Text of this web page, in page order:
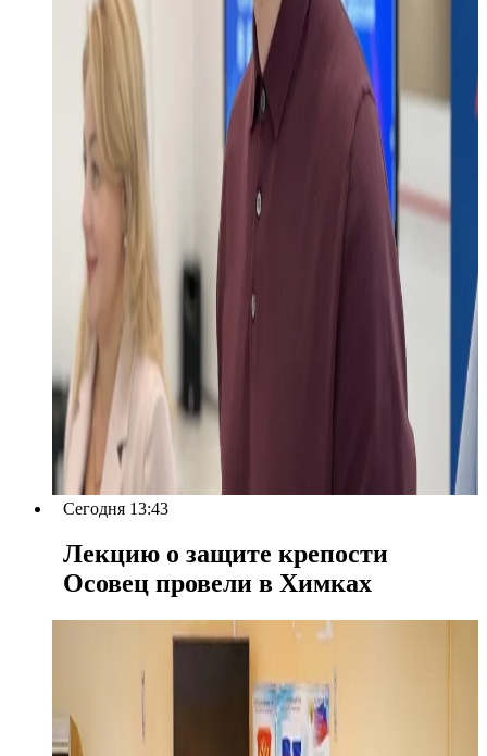
Сегодня 13:43
Лекцию о защите крепости
Осовец провели в Химках